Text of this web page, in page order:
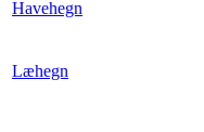
Havehegn
Læhegn